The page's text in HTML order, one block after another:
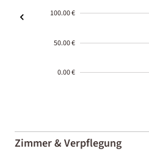
100.00 €
50.00 €
0.00 €
01-02
Zimmer & Verpflegung